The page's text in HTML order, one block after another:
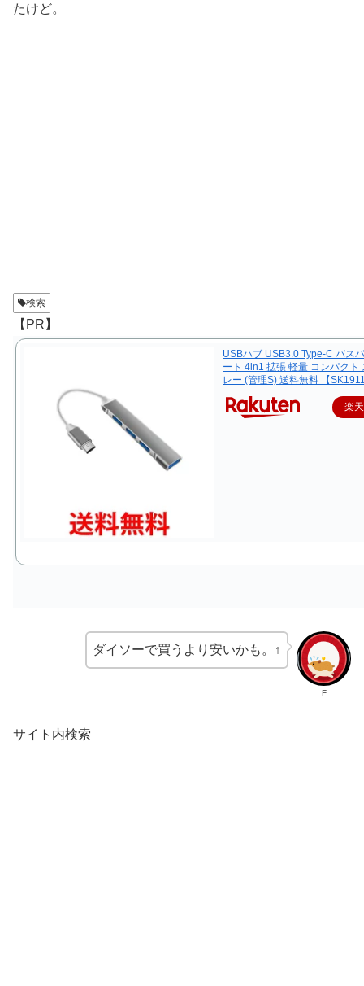
たけど。
検索
【PR】
USBハブ USB3.0 Type-C バス
ート 4in1 拡張 軽量 コンパクト
レー (管理S) 送料無料 【
楽
F
ダイソーで買うより安いかも。↑
サイト内検索